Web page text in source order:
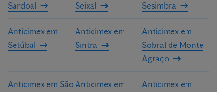
Sardoal
Seixal
Sesimbra
Anticimex em
Setúbal
Anticimex em
Sintra
Anticimex em
Sobral de Monte
Agraço
Anticimex em SãoAnticimex em
Anticimex em